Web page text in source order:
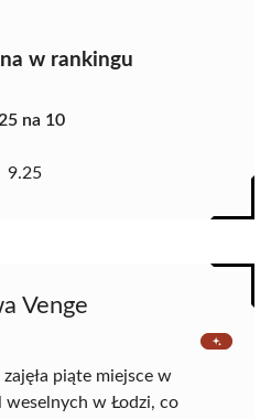
w rankingu
na 10
9.25
Venge
zajęła piąte miejsce w
weselnych w Łodzi, co